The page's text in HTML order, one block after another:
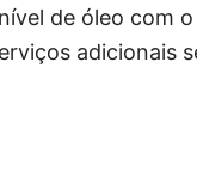
de óleo com
adicionais